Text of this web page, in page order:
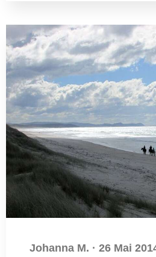
Johanna M. · 26 Mai